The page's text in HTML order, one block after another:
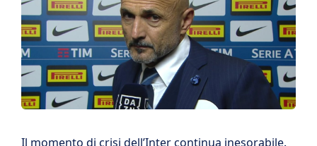
Il momento di crisi dell’Inter continua inesorabile.